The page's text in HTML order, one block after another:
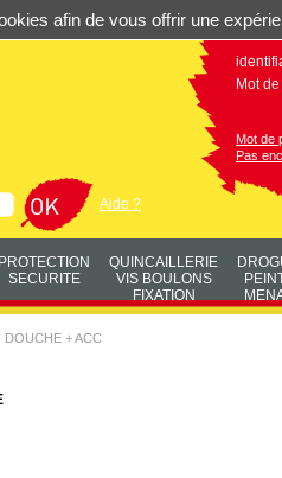
Aide ?
Mot
Mot de
Pas
PROTECTION
SECURITE
QUINCAILLERIE
VIS BOULONS
FIXATION
DOUCHE + ACC
afin de vous offrir une